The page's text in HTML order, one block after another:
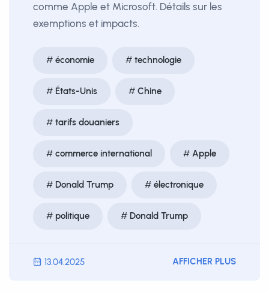
comme Apple et Microsoft. Détails sur les
exemptions et impacts.
économie technologie
États-Unis Chine
tarifs douaniers
commerce international Apple
Donald Trump électronique
politique Donald Trump
13.04.2025 AFFICHER PLUS